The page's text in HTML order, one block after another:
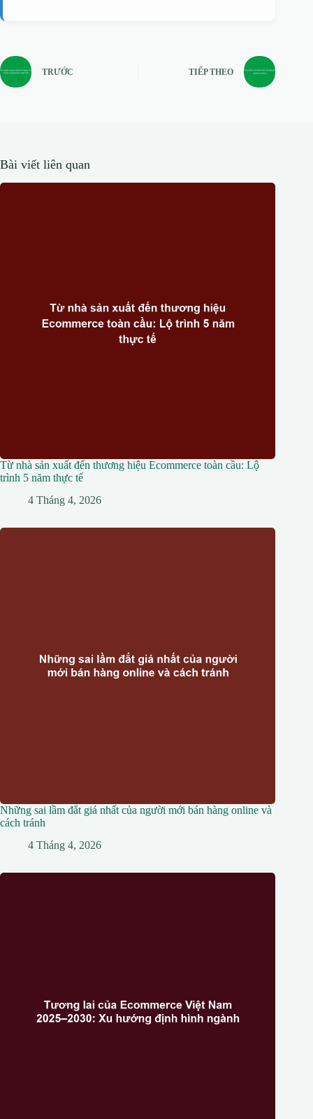
TRƯỚC TIẾP THEO
Bài viết liên quan
Từ nhà sản xuất đến thương hiệu Ecommerce toàn cầu: Lộ
trình 5 năm thực tế
4 Tháng 4, 2026
Những sai lầm đắt giá nhất của người mới bán hàng online và
cách tránh
4 Tháng 4, 2026